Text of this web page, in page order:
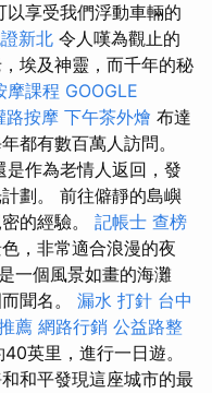
享受我們浮動車輛的
新北 令人嘆為觀止的
埃及神靈，而千年的秘
摩課程 GOOGLE
路按摩 下午茶外燴 布達
都有數百萬人訪問。
作為老情人返回，發
劃。 前往僻靜的島嶼
的經驗。 記帳士 查榜
，非常適合浪漫的夜
一個風景如畫的海灘
聞名。 漏水 打針 台中
薦 網路行銷 公益路整
英里，進行一日遊。
和平發現這座城市的最